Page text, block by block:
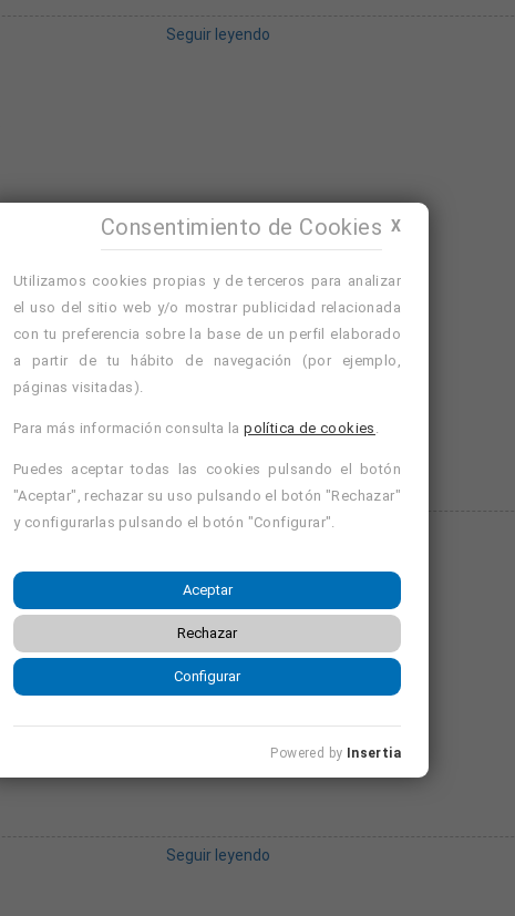
Seguir leyendo
Seguir leyendo
Seguir leyendo
X
Consentimiento de Cookies
Utilizamos cookies propias y de terceros para analizar
el uso del sitio web y/o mostrar publicidad relacionada
con tu preferencia sobre la base de un perfil elaborado
a partir de tu hábito de navegación (por ejemplo,
páginas visitadas).
Para más información consulta lapolítica de cookies .
Puedes aceptar todas las cookies pulsando el botón
"Aceptar", rechazar su uso pulsando el botón "Rechazar"
y configurarlas pulsando el botón "Configurar".
Aceptar
Rechazar
Configurar
Powered by Insertia